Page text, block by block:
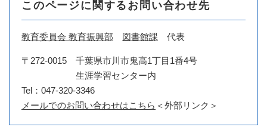
このページに関するお問い合わせ先
教育委員会 教育振興部 図書館課 代表
〒272-0015
千葉県市川市鬼高1丁目1番4号
生涯学習センター内
Tel：047-320-3346
メールでのお問い合わせはこちら ＜外部リンク＞